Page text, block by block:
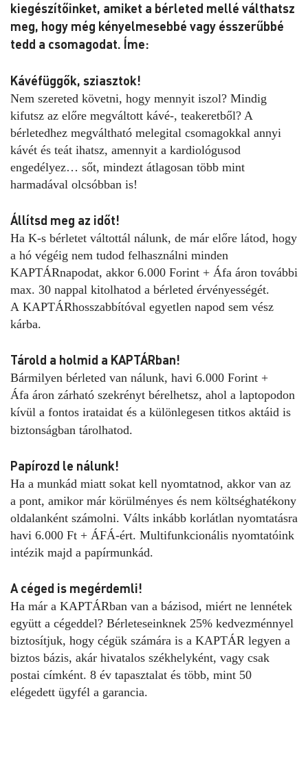
kiegészítőinket, amiket a bérleted mellé válthatsz
meg, hogy még kényelmesebbé vagy ésszerűbbé
tedd a csomagodat. Íme:
Kávéfüggők, sziasztok!
Nem szereted követni, hogy mennyit iszol? Mindig
kifutsz az előre megváltott kávé-, teakeretből? A
bérletedhez megváltható melegital csomagokkal annyi
kávét és teát ihatsz, amennyit a kardiológusod
engedélyez… sőt, mindezt átlagosan több mint
harmadával olcsóbban is!
Állítsd meg az időt!​
Ha K-s bérletet váltottál nálunk, de már előre látod, hogy
a hó végéig nem tudod felhasználni minden
KAPTÁRnapodat, akkor 6.000 Forint + Áfa áron további
max. 30 nappal kitolhatod a bérleted érvényességét.
A KAPTÁRhosszabbítóval egyetlen napod sem vész
kárba.
Tárold a holmid a KAPTÁRban!
Bármilyen bérleted van nálunk, havi 6.000 Forint +
Áfa áron zárható szekrényt bérelhetsz, ahol a laptopodon
kívül a fontos irataidat és a különlegesen titkos aktáid is
biztonságban tárolhatod.
Papírozd le nálunk!
Ha a munkád miatt sokat kell nyomtatnod, akkor van az
a pont, amikor már körülményes és nem költséghatékony
oldalanként számolni. Válts inkább korlátlan nyomtatásra
havi 6.000 Ft + ÁFÁ-ért. Multifunkcionális nyomtatóink
intézik majd a papírmunkád.
A céged is megérdemli!
Ha már a KAPTÁRban van a bázisod, miért ne lennétek
együtt a cégeddel? Bérleteseinknek 25% kedvezménnyel
biztosítjuk, hogy cégük számára is a KAPTÁR legyen a
biztos bázis, akár hivatalos székhelyként, vagy csak
postai címként. 8 év tapasztalat és több, mint 50
elégedett ügyfél a garancia.